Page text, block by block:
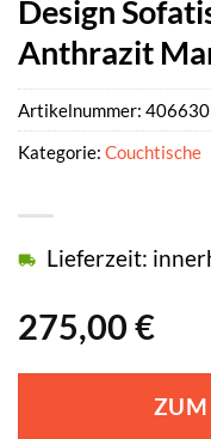
Design
Anthrazit
275,00 €
Lieferzeit:
ZUM
Artikelnummer:
Kategorie: Couchtische